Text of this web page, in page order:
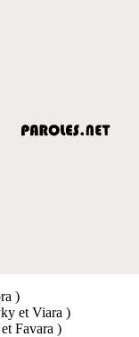
)
et Viara )
Favara )